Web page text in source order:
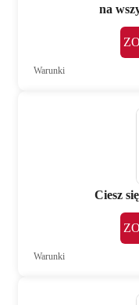
na
Warunki
Ciesz
Warunki